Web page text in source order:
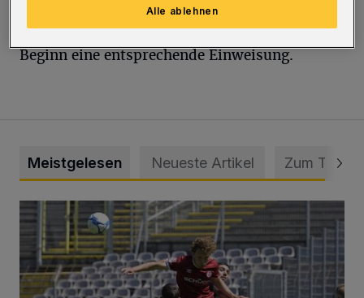
Die Helfer erhalten eine halbe Stunde vor
Beginn eine entsprechende Einweisung.
Meistgelesen Neueste Artikel Zum Thema
WSV: Übertragung im Barmer Bahnhof und klare Ansage
Alle ablehnen